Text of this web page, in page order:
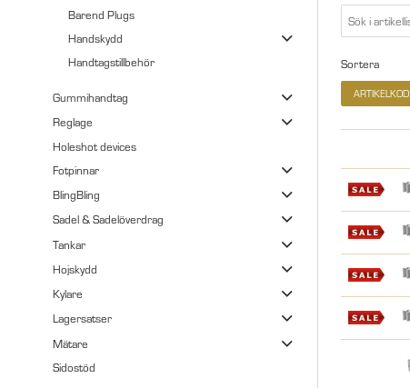
Barend Plugs
Handskydd
Handtagstillbehör
Gummihandtag
Reglage
Holeshot devices
Fotpinnar
BlingBling
Sadel & Sadelöverdrag
Tankar
Hojskydd
Kylare
Lagersatser
Mätare
Sidostöd
Sortera
ARTIKELKOD